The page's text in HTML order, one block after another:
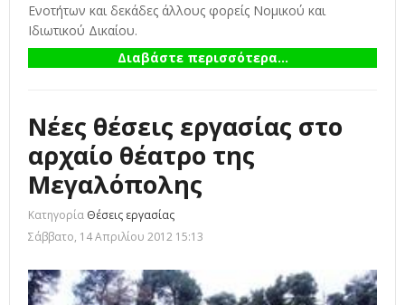
Ενοτήτων και δεκάδες άλλους φορείς Νομικού και
Ιδιωτικού Δικαίου.
Διαβάστε περισσότερα...
Νέες θέσεις εργασίας στο
αρχαίο θέατρο της
Μεγαλόπολης
Κατηγορία Θέσεις εργασίας
Σάββατο, 14 Απριλίου 2012 15:13